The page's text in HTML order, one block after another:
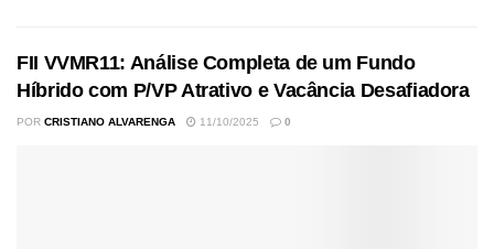
FII VVMR11: Análise Completa de um Fundo
Híbrido com P/VP Atrativo e Vacância Desafiadora
POR CRISTIANO ALVARENGA 11/10/2025 0